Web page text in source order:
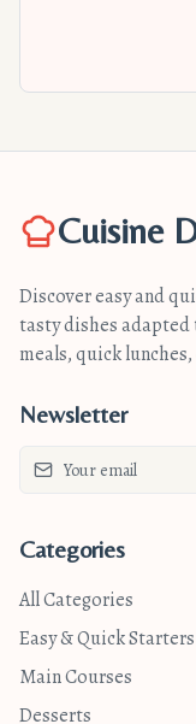
Cuisine
Discover easy and
tasty dishes
meals, quick
Newsletter
Categories
All Categories
Easy & Quick Starters
Main Courses
Desserts